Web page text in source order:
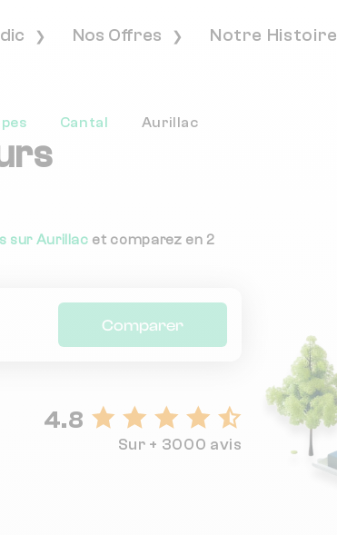
Nos Offres Notre Histoire
Cantal Aurillac
sur Aurillac et comparez en 2
Comparer
4.8
Sur + 3000 avis